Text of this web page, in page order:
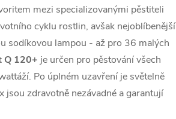
mezi specializovanými pěstiteli
cyklu rostlin, avšak nejoblíbenější
sodíkovou lampou - až pro 36 malých
Q 120+ je určen pro pěstování všech
Po úplném uzavření je světelně
zdravotně nezávadné a garantují